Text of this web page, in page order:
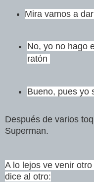
Mira vamos a
No, yo no hago
ratón
Bueno, pues yo
Después de varios
Superman.
A lo lejos ve venir
dice al otro: